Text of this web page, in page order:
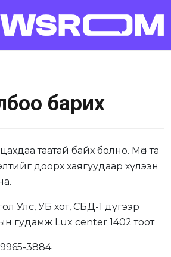
барих
таатай байх болно. Мөн та
доорх хаягуудаар хүлээн
Улс, УБ хот, СБД-1 дүгээр
гудамж Lux center 1402 тоот
9965-3884